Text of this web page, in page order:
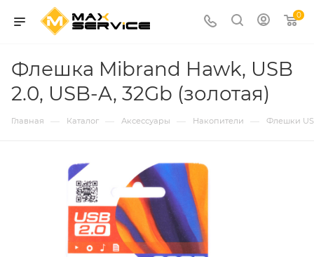
0
Флешка Mibrand Hawk, USB
2.0, USB-A, 32Gb (золотая)
Главная — Каталог — Аксессуары — Накопители — Флешки